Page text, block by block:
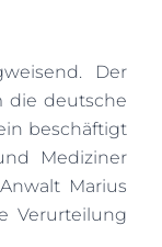
Der
die deutsche
beschäftigt
Mediziner
Marius
Verurteilung